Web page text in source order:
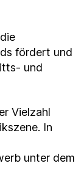
fördert und
und
Vielzahl
In
unter dem